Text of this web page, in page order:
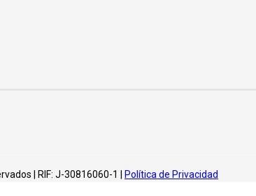
| RIF: J-30816060-1 | Política de Privacidad